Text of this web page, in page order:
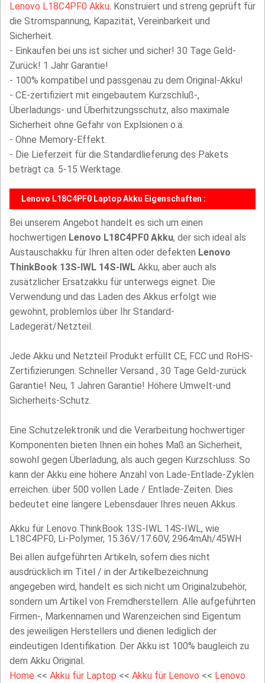
Lenovo L18C4PF0 Akku. Konstruiert und streng geprüft für
die Stromspannung, Kapazität, Vereinbarkeit und
Sicherheit.
- Einkaufen bei uns ist sicher und sicher! 30 Tage Geld-
Zurück! 1 Jahr Garantie!
- 100% kompatibel und passgenau zu dem Original-Akku!
- CE-zertifiziert mit eingebautem Kurzschluß-,
Überladungs- und Überhitzungsschutz, also maximale
Sicherheit ohne Gefahr von Explsionen o.ä.
- Ohne Memory-Effekt.
- Die Lieferzeit für die Standardlieferung des Pakets
beträgt ca. 5-15 Werktage.
Lenovo L18C4PF0 Laptop Akku Eigenschaften :
Bei unserem Angebot handelt es sich um einen
hochwertigen Lenovo L18C4PF0 Akku, der sich ideal als
Austauschakku für Ihren alten oder defekten Lenovo
ThinkBook 13S-IWL 14S-IWL Akku, aber auch als
zusätzlicher Ersatzakku für unterwegs eignet. Die
Verwendung und das Laden des Akkus erfolgt wie
gewohnt, problemlos über Ihr Standard-
Ladegerät/Netzteil.
Jede Akku und Netzteil Produkt erfüllt CE, FCC und RoHS-
Zertifizierungen. Schneller Versand , 30 Tage Geld-zurück
Garantie! Neu, 1 Jahren Garantie! Höhere Umwelt-und
Sicherheits-Schutz.
Eine Schutzelektronik und die Verarbeitung hochwertiger
Komponenten bieten Ihnen ein hohes Maß an Sicherheit,
sowohl gegen Überladung, als auch gegen Kurzschluss. So
kann der Akku eine höhere Anzahl von Lade-Entlade-Zyklen
erreichen. über 500 vollen Lade / Entlade-Zeiten. Dies
bedeutet eine längere Lebensdauer Ihres neuen Akkus.
Akku für Lenovo ThinkBook 13S-IWL 14S-IWL, wie
L18C4PF0, Li-Polymer, 15.36V/17.60V, 2964mAh/45WH
Bei allen aufgeführten Artikeln, sofern dies nicht
ausdrücklich im Titel / in der Artikelbezeichnung
angegeben wird, handelt es sich nicht um Originalzubehör,
sondern um Artikel von Fremdherstellern. Alle aufgeführten
Firmen-, Markennamen und Warenzeichen sind Eigentum
des jeweiligen Herstellers und dienen lediglich der
eindeutigen Identifikation. Der Akku ist 100% baugleich zu
dem Akku Original.
Home << Akku für Laptop << Akku für Lenovo << Lenovo